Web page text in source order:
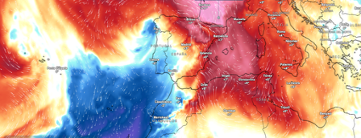
simili,
di
la
per
ACCETTA
E
CONTINUA
IMPOSTAZIONI